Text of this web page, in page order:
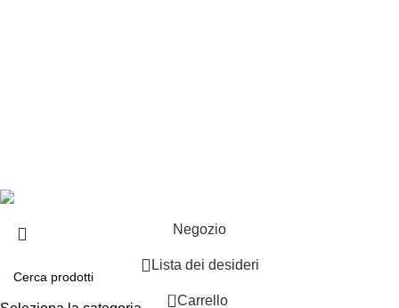
Negozio
Lista dei desideri
0 Carrello